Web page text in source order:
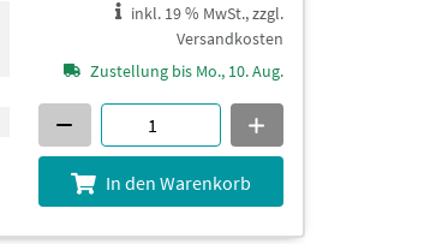
inkl. 19 % MwSt., zzgl.
Versandkosten
Zustellung bis Mo., 10. Aug.
In den Warenkorb